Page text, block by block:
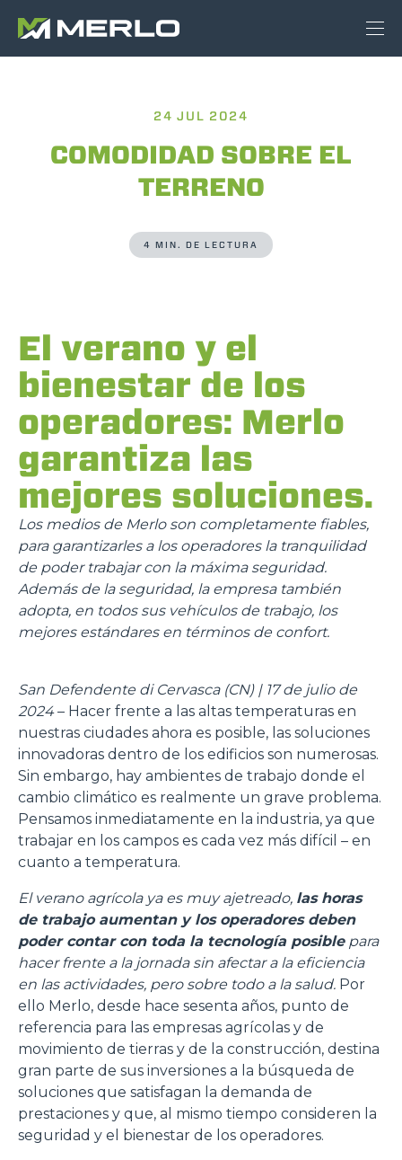
24 JUL 2024
COMODIDAD SOBRE EL
TERRENO
4 MIN. DE LECTURA
El verano y el
bienestar de los
operadores: Merlo
garantiza las
mejores soluciones.
Los medios de Merlo son completamente fiables,
para garantizarles a los operadores la tranquilidad
de poder trabajar con la máxima seguridad.
Además de la seguridad, la empresa también
adopta, en todos sus vehículos de trabajo, los
mejores estándares en términos de confort.
San Defendente di Cervasca (CN) | 17de julio de
2024– Hacer frente a las altas temperaturas en
nuestras ciudades ahora es posible, las soluciones
innovadoras dentro de los edificios son numerosas.
Sin embargo, hay ambientes de trabajo donde el
cambio climático es realmente un grave problema.
Pensamos inmediatamente en la industria, ya que
trabajar en los campos es cada vez más difícil – en
cuanto a temperatura.
El verano agrícola ya es muy ajetreado, las horas
de trabajo aumentan y los operadores deben
poder contar con toda la tecnología posiblepara
hacer frente a la jornada sin afectar a la eficiencia
en las actividades, pero sobre todo a la salud. Por
ello Merlo, desde hace sesenta años, punto de
referencia para las empresas agrícolas y de
movimiento de tierras y de la construcción, destina
gran parte de sus inversiones a la búsqueda de
soluciones que satisfagan la demanda de
prestaciones y que, al mismo tiempo consideren la
seguridad y el bienestar de los operadores.